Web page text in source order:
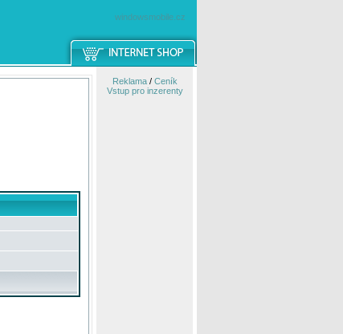
windowsmobile.cz
Reklama/ Ceník
Vstup pro inzerenty